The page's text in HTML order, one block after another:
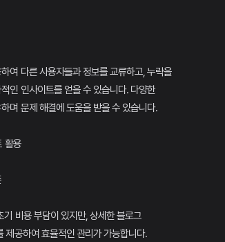
여 다른 사용자들과 정보를 교류하고, 누락을
인 인사이트를 얻을 수 있습니다. 다양한
며 문제 해결에 도움을 받을 수 있습니다.
활용
기 비용 부담이 있지만, 상세한 블로그
제공하여 효율적인 관리가 가능합니다.